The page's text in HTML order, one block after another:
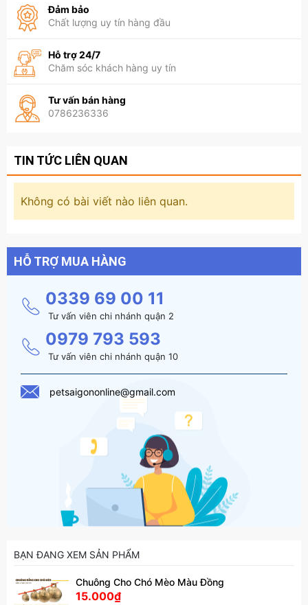
Đảm bảo
Chất lượng uy tín hàng đầu
Hỗ trợ 24/7
Chăm sóc khách hàng uy tín
Tư vấn bán hàng
0786236336
TIN TỨC LIÊN QUAN
Không có bài viết nào liên quan.
HỖ TRỢ MUA HÀNG
0339 69 00 11
Tư vấn viên chi nhánh quận 2
0979 793 593
Tư vấn viên chi nhánh quận 10
petsaigononline@gmail.com
BẠN ĐANG XEM SẢN PHẨM
Chuông Cho Chó Mèo Màu Đồng
15.000₫